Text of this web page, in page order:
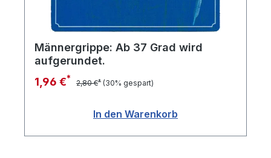
Männergrippe: Ab 37 Grad wird
aufgerundet.
1,96 €* 2,80 €* (30% gespart)
In den Warenkorb